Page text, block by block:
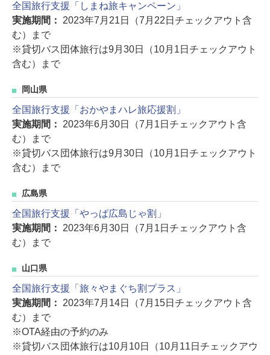
全国旅行支援「しまね旅キャンペーン」
実施期間： 2023年7月21日（7月22日チェックアウト含
む）まで
※貸切バス団体旅行は9月30日（10月1日チェックアウト
含む）まで
岡山県
全国旅行支援「おかやまハレ旅応援割」
実施期間： 2023年6月30日（7月1日チェックアウト含
む）まで
※貸切バス団体旅行は9月30日（10月1日チェックアウト
含む）まで
広島県
全国旅行支援「やっぱ広島じゃ割」
実施期間： 2023年6月30日（7月1日チェックアウト含
む）まで
山口県
全国旅行支援「旅々やまぐち割プラス」
実施期間： 2023年7月14日（7月15日チェックアウト含
む）まで
※OTA経由の予約のみ
※貸切バス団体旅行は10月10日（10月11日チェックアウ